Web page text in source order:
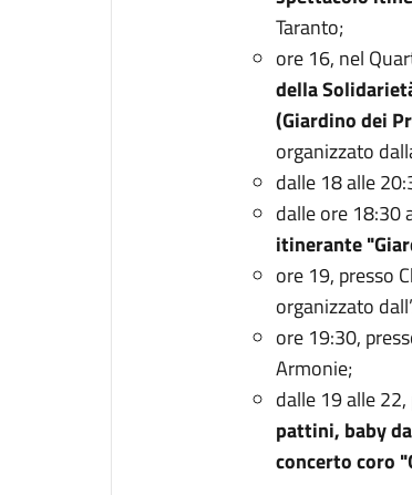
Taranto;
ore 16, nel
della
(Giardino dei
organizzato
dalle 18 alle
dalle ore 18:30
itinerante
ore 19, presso
organizzato
ore 19:30,
Armonie;
dalle 19 alle
pattini, baby
concerto coro